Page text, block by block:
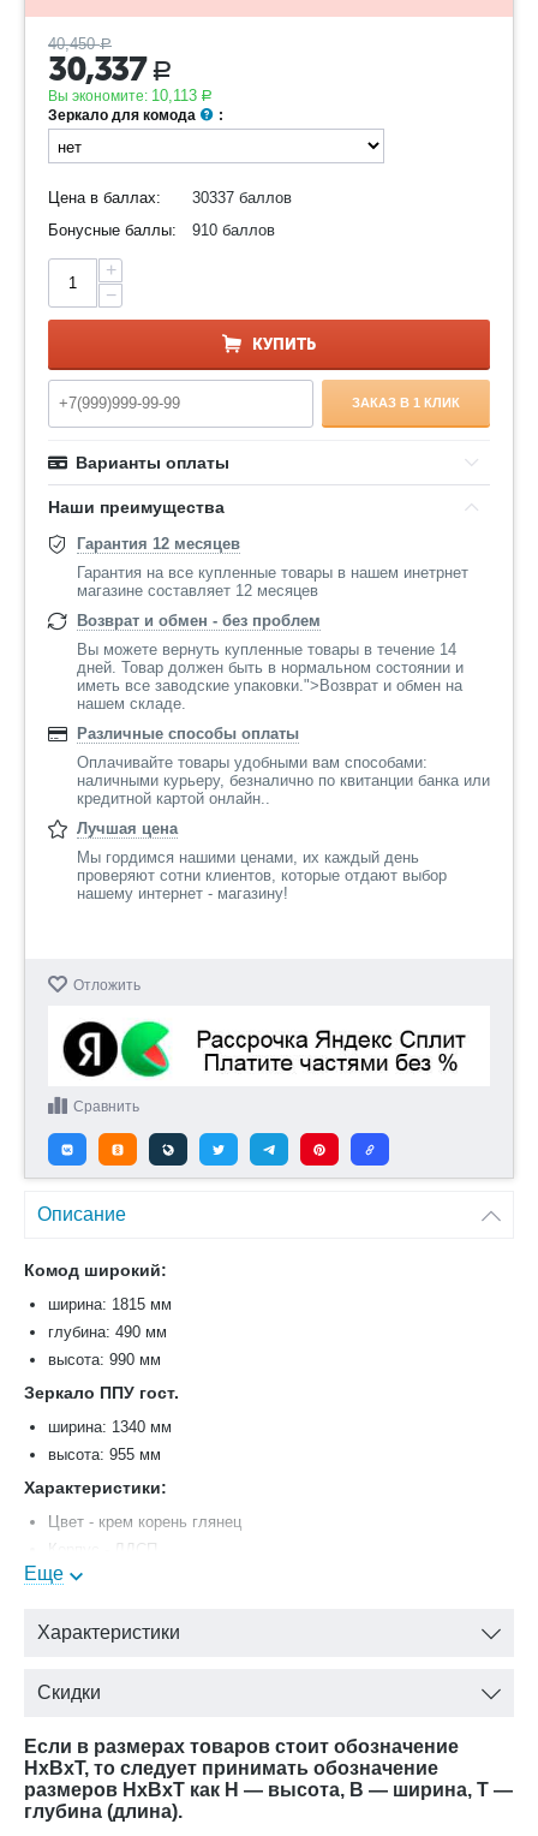
40,450 Р
30,337 Р
Вы экономите: 10,113 Р
Зеркало для комода :
Цена в баллах:
30337 баллов
Бонусные баллы:
910 баллов
+
−
КУПИТЬ
ЗАКАЗ В 1 КЛИК
Варианты оплаты
Наши преимущества
Гарантия 12 месяцев
Гарантия на все купленные товары в нашем инетрнет
магазине составляет 12 месяцев
Возврат и обмен - без проблем
Вы можете вернуть купленные товары в течение 14
дней. Товар должен быть в нормальном состоянии и
иметь все заводские упаковки.">Возврат и обмен на
нашем складе.
Различные способы оплаты
Оплачивайте товары удобными вам способами:
наличными курьеру, безналично по квитанции банка или
кредитной картой онлайн..
Лучшая цена
Мы гордимся нашими ценами, их каждый день
проверяют сотни клиентов, которые отдают выбор
нашему интернет - магазину!
Отложить
Сравнить
Описание
Комод широкий:
ширина: 1815 мм
глубина: 490 мм
высота: 990 мм
Зеркало ППУ гост.
ширина: 1340 мм
высота: 955 мм
Характеристики:
Цвет - крем корень глянец
Корпус - ЛДСП
Декоративные элементы и накладки - ППУ и ПУ, класс
Декоративные элементы, фасады, накладки покрыты золотой
«скоба» (металл - бронза)
Еще
Характеристики
Скидки
Если в размерах товаров стоит обозначение
HxBxT, то следует принимать обозначение
размеров HxBxT как H — высота, B — ширина, T —
глубина (длина).